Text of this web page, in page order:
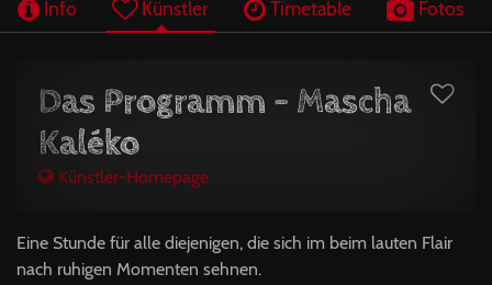
Info Künstler Timetable Fotos
Das Programm - Mascha
Kaléko
Künstler-Homepage
Eine Stunde für alle diejenigen, die sich im beim lauten Flair
nach ruhigen Momenten sehnen.